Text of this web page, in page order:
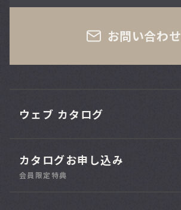
お問い合わせ
ウェブ カタログ
カタログお申し込み
会員限定特典